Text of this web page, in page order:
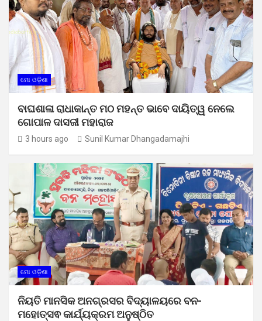
ମୋ ଓଡ଼ିଶା
ବାଘଶାଳା ରାଧାକାନ୍ତ ମଠ ମହନ୍ତ ଭାବେ ଦାୟିତ୍ୱ ନେଲେ
ଗୋପାଳ ଦାସଜୀ ମହାରାଜ
3 hours ago Sunil Kumar Dhangadamajhi
ମୋ ଓଡ଼ିଶା
ନିୟତି ମାନସିକ ଅନଗ୍ରସର ବିଦ୍ୟାଳୟରେ ବନ-
ମହୋତ୍ସଵ କାର୍ଯ୍ୟକ୍ରମ ଅନୁଷ୍ଠିତ